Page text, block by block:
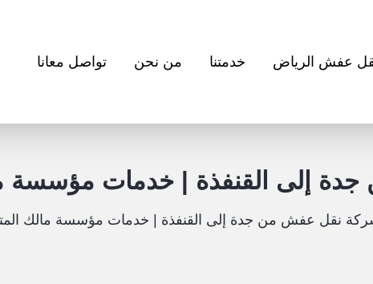
عفش الرياض خدمتنا من نحن تواصل معانا
إلى القنفذة | خدمات مؤسسة
نقل عفش من جدة إلى القنفذة | خدمات مؤسسة مالك